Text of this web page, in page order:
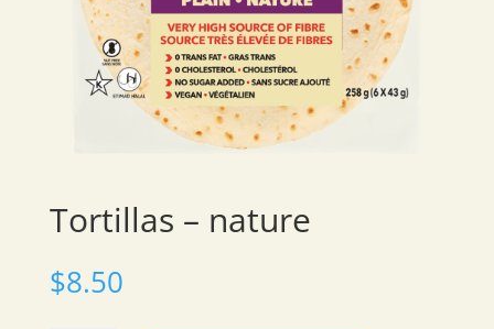
Tortillas – nature
$8.50